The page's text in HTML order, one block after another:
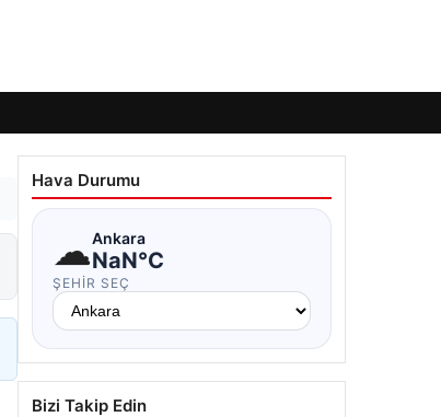
Hava Durumu
☁Ankara
NaN°C
ŞEHIR SEÇ
Bizi Takip Edin